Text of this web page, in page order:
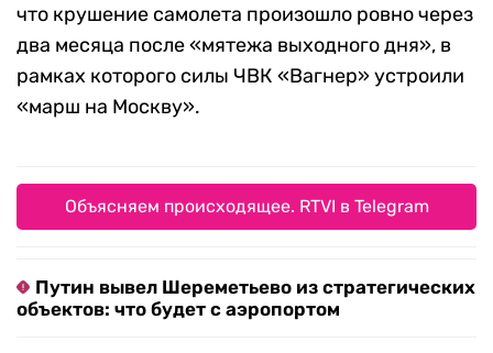
что крушение самолета произошло ровно через
два месяца после «мятежа выходного дня», в
рамках которого силы ЧВК «Вагнер» устроили
«марш на Москву».
Объясняем происходящее. RTVI в Telegram
Путин вывел Шереметьево из стратегических
объектов: что будет с аэропортом